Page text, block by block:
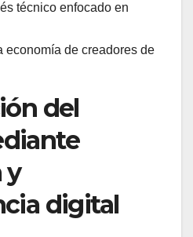
técnico enfocado en
economía de creadores de
del
y
digital